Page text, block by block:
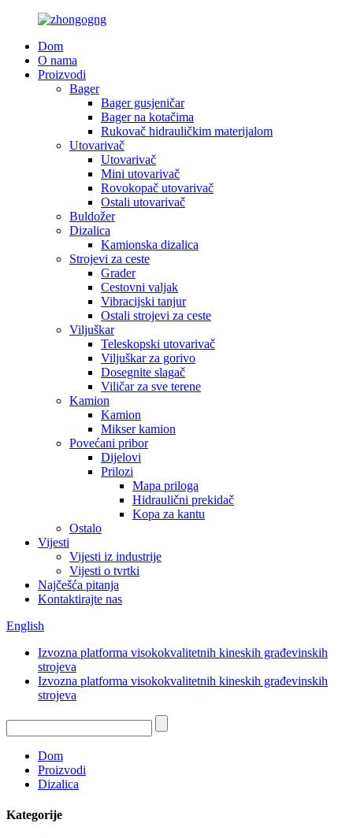
Dom
O nama
Proizvodi
Bager
Bager gusjeničar
Bager na kotačima
Rukovač hidrauličkim materijalom
Utovarivač
Utovarivač
Mini utovarivač
Rovokopač utovarivač
Ostali utovarivač
Buldožer
Dizalica
Kamionska dizalica
Strojevi za ceste
Grader
Cestovni valjak
Vibracijski tanjur
Ostali strojevi za ceste
Viljuškar
Teleskopski utovarivač
Viljuškar za gorivo
Dosegnite slagač
Viličar za sve terene
Kamion
Kamion
Mikser kamion
Povećani pribor
Dijelovi
Prilozi
Mapa priloga
Hidraulični prekidač
Kopa za kantu
Ostalo
Vijesti
Vijesti iz industrije
Vijesti o tvrtki
Najčešća pitanja
Kontaktirajte nas
English
Izvozna platforma visokokvalitetnih kineskih građevinskih
strojeva
Izvozna platforma visokokvalitetnih kineskih građevinskih
strojeva
Dom
Proizvodi
Dizalica
Kategorije